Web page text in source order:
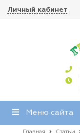
Личный кабинет
Меню сайта